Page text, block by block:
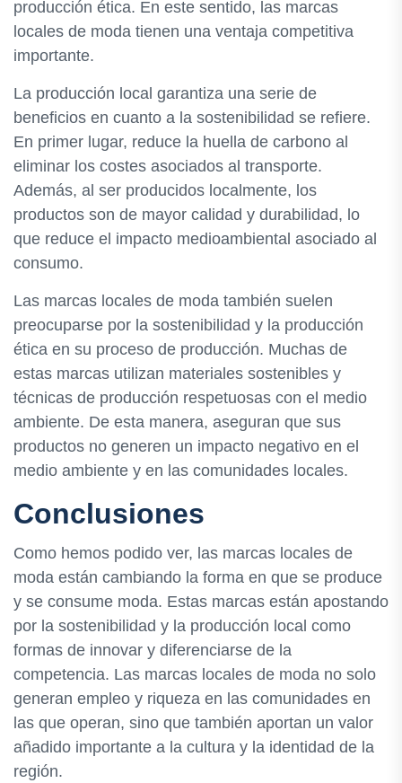
producción ética. En este sentido, las marcas
locales de moda tienen una ventaja competitiva
importante.
La producción local garantiza una serie de
beneficios en cuanto a la sostenibilidad se refiere.
En primer lugar, reduce la huella de carbono al
eliminar los costes asociados al transporte.
Además, al ser producidos localmente, los
productos son de mayor calidad y durabilidad, lo
que reduce el impacto medioambiental asociado al
consumo.
Las marcas locales de moda también suelen
preocuparse por la sostenibilidad y la producción
ética en su proceso de producción. Muchas de
estas marcas utilizan materiales sostenibles y
técnicas de producción respetuosas con el medio
ambiente. De esta manera, aseguran que sus
productos no generen un impacto negativo en el
medio ambiente y en las comunidades locales.
Conclusiones
Como hemos podido ver, las marcas locales de
moda están cambiando la forma en que se produce
y se consume moda. Estas marcas están apostando
por la sostenibilidad y la producción local como
formas de innovar y diferenciarse de la
competencia. Las marcas locales de moda no solo
generan empleo y riqueza en las comunidades en
las que operan, sino que también aportan un valor
añadido importante a la cultura y la identidad de la
región.